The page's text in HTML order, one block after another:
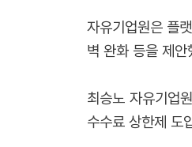
자유기업원은 플
벽 완화 등을 제안
최승노 자유기업
수수료 상한제 도